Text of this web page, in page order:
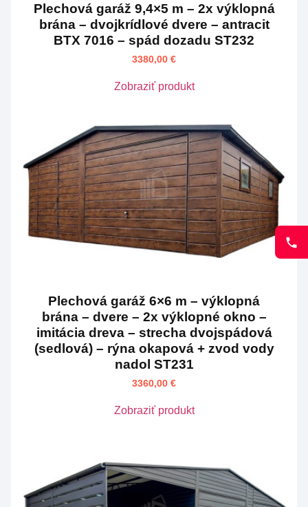
Plechová garáž 9,4×5 m – 2x výklopná
brána – dvojkrídlové dvere – antracit
BTX 7016 – spád dozadu ST232
3380,00 €
Zobraziť produkt
Plechová garáž 6×6 m – výklopná
brána – dvere – 2x výklopné okno –
imitácia dreva – strecha dvojspádová
(sedlová) – rýna okapová + zvod vody
nadol ST231
3360,00 €
Zobraziť produkt